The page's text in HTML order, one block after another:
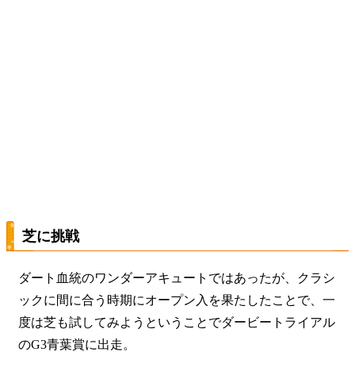
芝に挑戦
ダート血統のワンダーアキュートではあったが、クラシ
ックに間に合う時期にオープン入を果たしたことで、一
度は芝も試してみようということでダービートライアル
のG3青葉賞に出走。